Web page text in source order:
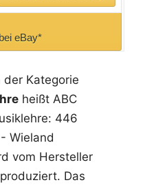
eBay*
Kategorie
heißt ABC
446
Wieland
vom Hersteller
Das